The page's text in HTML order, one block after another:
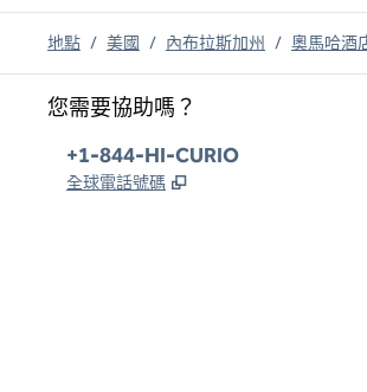
地點 / 美國 / 內布拉斯加州 / 奧馬哈酒
您需要協助嗎？
電話：
+1-844-HI-CURIO
全球電話號碼 ,